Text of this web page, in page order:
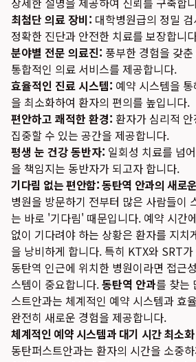
최첨단 의료 장비: 대학병원급의 정밀
정확한 진단과 안전한 치료를 보장합니
분야별 전문 의료진: 풍부한 경험을 갖
통합적인 의료 서비스를 제공합니다.
효율적인 진료 시스템: 예약 시스템을
을 최소화하여 환자의 편의를 높입니다.
편안하고 쾌적한 환경: 환자가 심리적
집중할 수 있는 공간을 제공합니다.
평생 눈 건강 동반자: 일회성 치료를 넘
을 책임지는 동반자가 되고자 합니다.
기다림 없는 편안함: 동탄역 안과의 새로
병원을 방문하기 전부터 많은 사람들이
는 바로 '기다림' 때문입니다. 예약 시간
없이 기다려야 하는 상황은 환자를 지치
을 낭비하게 합니다. 특히 KTX와 SRT
동탄역 인근에 위치한 병원이라면 접근
스템이 중요합니다.동탄역 안과를 찾는
스트안과는 체계적인 예약 시스템과 효
완전히 새로운 경험을 제공합니다.
체계적인 예약 시스템과 대기 시간 최소화
동탄퍼스트안과는 환자의 시간을 소중